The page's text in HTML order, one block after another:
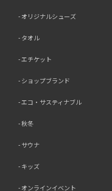
オリジナルシューズ
タオル
エチケット
ショップブランド
エコ・サスティナブル
秋冬
サウナ
キッズ
オンラインイベント